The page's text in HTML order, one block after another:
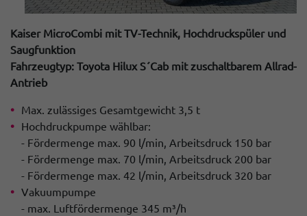
Kaiser MicroCombi mit TV-Technik, Hochdruckspüler und
Saugfunktion
Fahrzeugtyp: Toyota Hilux S´Cab mit zuschaltbarem Allrad-
Antrieb
Max. zulässiges Gesamtgewicht 3,5 t
Hochdruckpumpe wählbar:
- Fördermenge max. 90 l/min, Arbeitsdruck 150 bar
- Fördermenge max. 70 l/min, Arbeitsdruck 200 bar
- Fördermenge max. 42 l/min, Arbeitsdruck 320 bar
Vakuumpumpe
- max. Luftfördermenge 345 m³/h